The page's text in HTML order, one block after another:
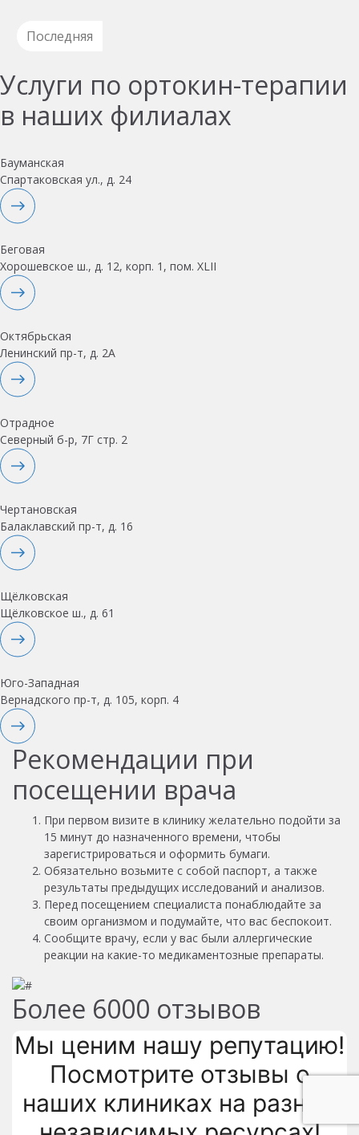
Последняя
Услуги по ортокин-терапии
в наших филиалах
Бауманская
Спартаковская ул., д. 24
Беговая
Хорошевское ш., д. 12, корп. 1, пом. XLII
Октябрьская
Ленинский пр-т, д. 2А
Отрадное
Северный б-р, 7Г стр. 2
Чертановская
Балаклавский пр-т, д. 16
Щёлковская
Щёлковское ш., д. 61
Юго-Западная
Вернадского пр-т, д. 105, корп. 4
Рекомендации при
посещении врача
При первом визите в клинику желательно подойти за
15 минут до назначенного времени, чтобы
зарегистрироваться и оформить бумаги.
Обязательно возьмите с собой паспорт, а также
результаты предыдущих исследований и анализов.
Перед посещением специалиста понаблюдайте за
своим организмом и подумайте, что вас беспокоит.
Сообщите врачу, если у вас были аллергические
реакции на какие-то медикаментозные препараты.
Более 6000 отзывов
Мы ценим нашу репутацию!
Посмотрите отзывы о
наших клиниках на разных